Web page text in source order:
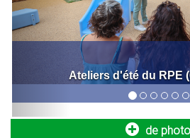
Nouvelle navette seniors :
déplacements dès le 1er
La Ville met en place un nouveau
aux seniors de 64 ans et plus, aux
Bal de la fête nationale
de